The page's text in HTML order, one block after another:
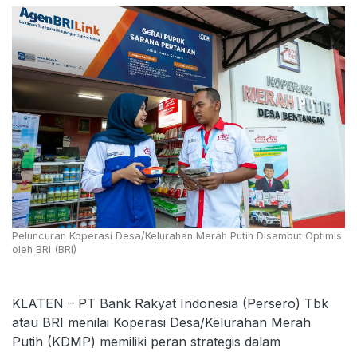
Peluncuran Koperasi Desa/Kelurahan Merah Putih Disambut Optimis
oleh BRI (BRI)
KLATEN – PT Bank Rakyat Indonesia (Persero) Tbk
atau BRI menilai Koperasi Desa/Kelurahan Merah
Putih (KDMP) memiliki peran strategis dalam